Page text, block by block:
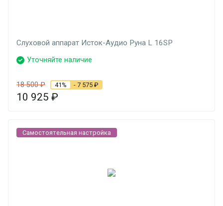
Слуховой аппарат Исток-Аудио Руна L 16SP
Уточняйте наличие
18 500₽ 41% - 7 575 ₽
10 925 ₽
Самостоятельная настройка